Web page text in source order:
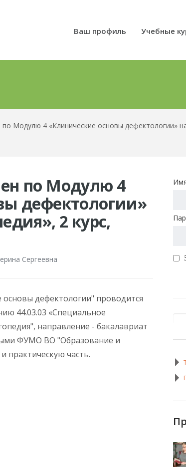
Ваш профиль Учебные
Модулю 4 «Клинические основы дефектологии»
по Модулю 4
дефектологии»
2 курс,
Сергеевна
дефектологии" проводится
44.03.03 «Специальное
направление - бакалавриат
ФУМО ВО "Образование и
практическую часть.